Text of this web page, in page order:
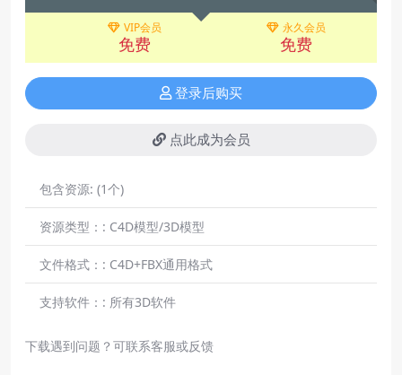
VIP会员
免费
永久会员
免费
登录后购买
点此成为会员
包含资源: (1个)
资源类型：: C4D模型/3D模型
文件格式：: C4D+FBX通用格式
支持软件：: 所有3D软件
下载遇到问题？可联系客服或反馈